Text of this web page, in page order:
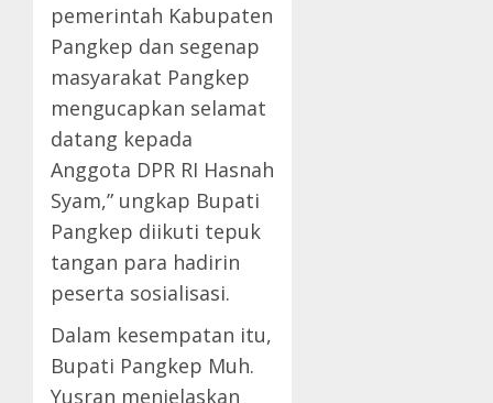
pemerintah Kabupaten
Pangkep dan segenap
masyarakat Pangkep
mengucapkan selamat
datang kepada
Anggota DPR RI Hasnah
Syam,” ungkap Bupati
Pangkep diikuti tepuk
tangan para hadirin
peserta sosialisasi.
Dalam kesempatan itu,
Bupati Pangkep Muh.
Yusran menjelaskan